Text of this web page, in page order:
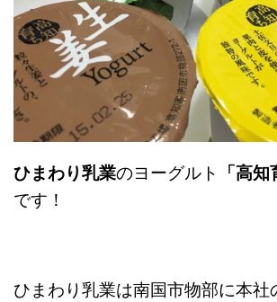
ひまわり乳業のヨーグルト
「高
です！
ひまわり乳業は南国市物部に本社